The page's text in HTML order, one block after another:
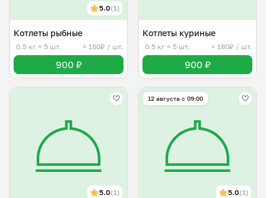
5.0(1)
Котлеты рыбные
0.5 кг ≈ 5 шт. ≈ 180₽ / шт.
900 ₽
Котлеты куриные
0.5 кг ≈ 5 шт. ≈ 180₽ / шт.
900 ₽
5.0(1)
12 августа с 09:00
5.0(1)